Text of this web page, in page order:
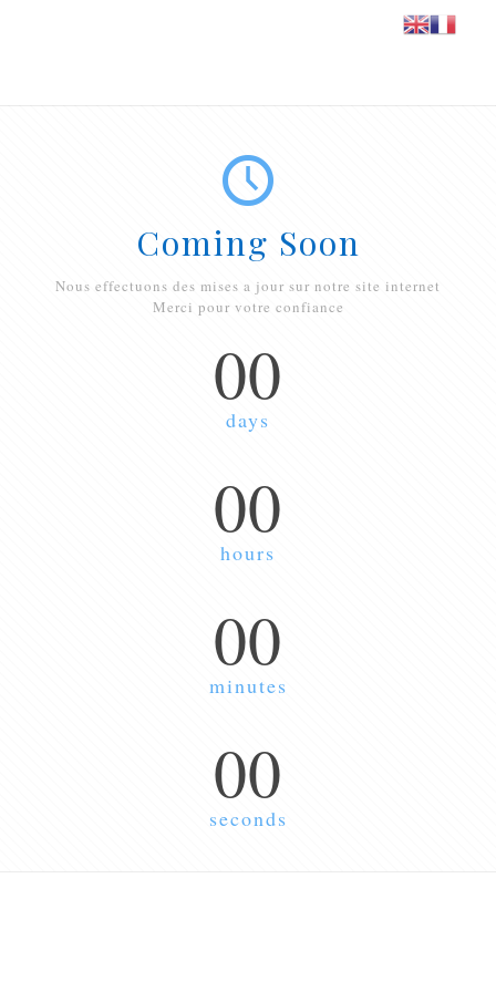
Coming Soon
Nous effectuons des mises a jour sur notre site internet
Merci pour votre confiance
00
days
00
hours
00
minutes
00
seconds